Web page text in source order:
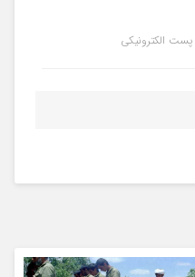
پست الکترونیکی